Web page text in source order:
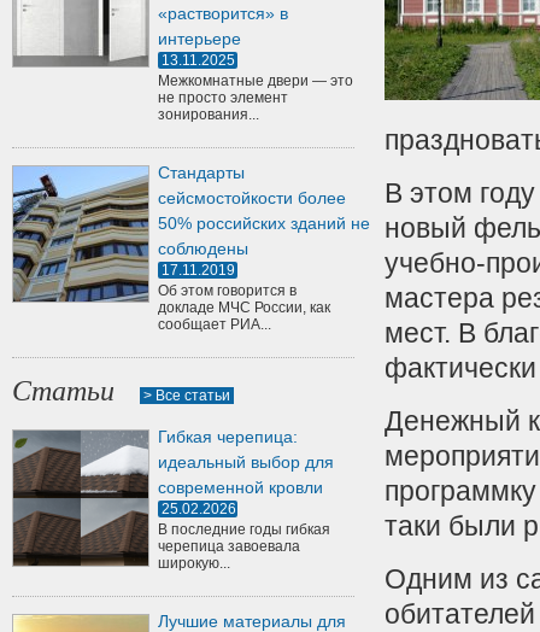
«растворится» в
интерьере
13.11.2025
Межкомнатные двери — это
не просто элемент
зонирования...
Стандарты
сейсмостойкости более
50% российских зданий не
соблюдены
17.11.2019
Об этом говорится в
докладе МЧС России, как
сообщает РИА...
Статьи > Все статьи
Гибкая черепица:
идеальный выбор для
современной кровли
25.02.2026
В последние годы гибкая
черепица завоевала
широкую...
Лучшие материалы для
В этом
новый
учебно-
мастера
мест. В
Денежный
таки были
Одним из